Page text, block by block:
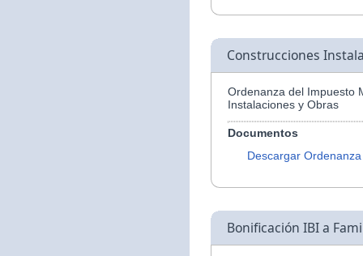
Construcciones
Ordenanza del Impuesto
Instalaciones y Obras
Documentos
Descargar Ordenanza
Bonificación IBI a